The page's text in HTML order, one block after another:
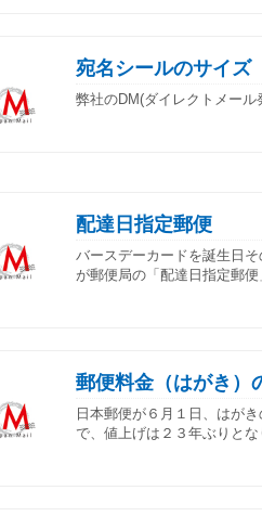
宛名シールのサイズ
弊社のDM(ダイレクトメー
配達日指定郵便
バースデーカードを誕生日
が郵便局の「配達日指定郵
郵便料金（はがき）
日本郵便が６月１日、はが
で、値上げは２３年ぶりと